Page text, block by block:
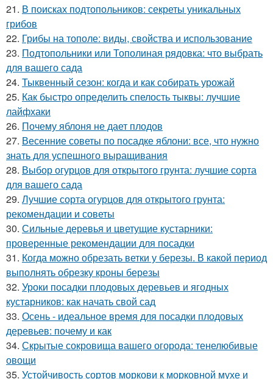
21. В поисках подтопольников: секреты уникальных
грибов
22. Грибы на тополе: виды, свойства и использование
23. Подтопольники или Тополиная рядовка: что выбрать
для вашего сада
24. Тыквенный сезон: когда и как собирать урожай
25. Как быстро определить спелость тыквы: лучшие
лайфхаки
26. Почему яблоня не дает плодов
27. Весенние советы по посадке яблони: все, что нужно
знать для успешного выращивания
28. Выбор огурцов для открытого грунта: лучшие сорта
для вашего сада
29. Лучшие сорта огурцов для открытого грунта:
рекомендации и советы
30. Сильные деревья и цветущие кустарники:
проверенные рекомендации для посадки
31. Когда можно обрезать ветки у березы. В какой период
выполнять обрезку кроны березы
32. Уроки посадки плодовых деревьев и ягодных
кустарников: как начать свой сад
33. Осень - идеальное время для посадки плодовых
деревьев: почему и как
34. Скрытые сокровища вашего огорода: тенелюбивые
овощи
35. Устойчивость сортов моркови к морковной мухе и